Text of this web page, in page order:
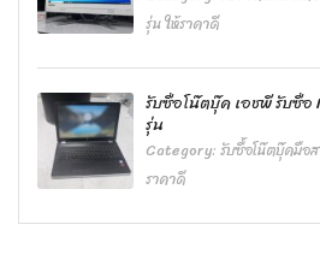
รุ่น ให้ราคาดี
รับซื้อโน๊ตบุ๊ค เอชพี รับซื้อ
รุ่น
Category:รับซื้อโน๊ตบุ๊คมือ
ราคาดี